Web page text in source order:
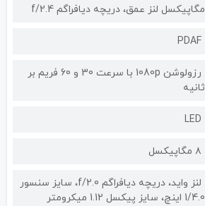
مگاپیکسل لنز عمق، دریچه دیافراگم f/2.4
PDAF
رزولوشن 1080p با سرعت 30 و 60 فریم بر
ثانیه
LED
۸ مگاپیکسل
لنز واید، دریچه دیافراگم f/2.0، سایز سنسور
1/4.0 اینچ، سایز پیکسل 1.12 میکرومتر